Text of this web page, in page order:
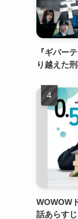
『ギバー
り越えた
WOWOW
話あらす